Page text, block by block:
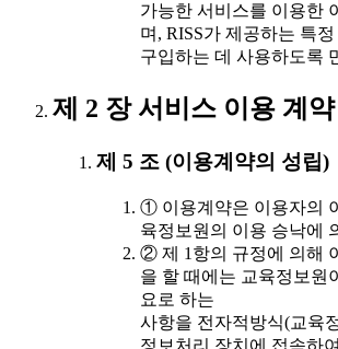
가능한 서비스를 이용한
며, RISS가 제공하는 특
구입하는 데 사용하도록
제 2 장 서비스 이용 계약
제 5 조 (이용계약의 성립)
① 이용계약은 이용자의
육정보원의 이용 승낙에
② 제 1항의 규정에 의해
을 할 때에는 교육정보원
요로 하는
사항을 전자적방식(교육
정보처리 장치에 접속하